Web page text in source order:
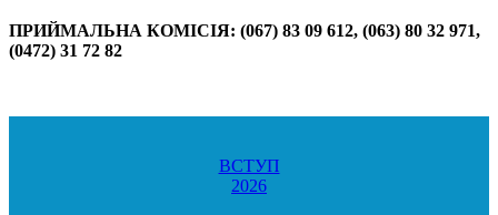
ПРИЙМАЛЬНА КОМІСІЯ: (067) 83 09 612, (063) 80 32 971,
(0472) 31 72 82
ВСТУП
2026